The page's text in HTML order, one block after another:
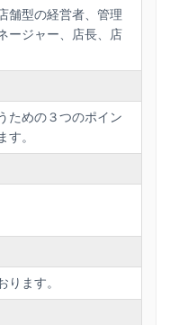
きない
店長を教育した
特徴】
メリットは次の
違いなく、店長
す～
》
法
法
例
舗型の経営者、管理
ージャー、店長、店
ための３つのポイン
す。
ります。